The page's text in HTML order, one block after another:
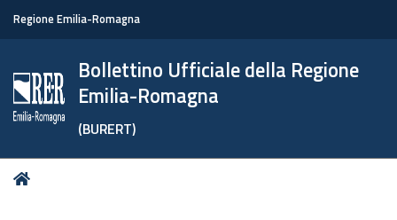
Regione Emilia-Romagna
Bollettino Ufficiale della Regione
Emilia-Romagna
(BURERT)
Tu